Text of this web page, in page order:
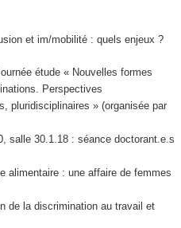
et im/mobilité : quels enjeux ?
étude « Nouvelles formes
Perspectives
pluridisciplinaires » (organisée par
salle 30.1.18 : séance doctorant.e.s
alimentaire : une affaire de femmes
de la discrimination au travail et